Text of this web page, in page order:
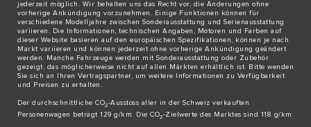
jederzeit möglich. Wir behalten uns das Recht vor, die Änderungen ohne
vorherige Ankündigung vorzunehmen. Einige Funktionen können für
verschiedene Modelljahre zwischen Sonderausstattung und Serienausstattung
variieren. Die Informationen, technischen Angaben, Motoren und Farben auf
dieser Website basieren auf den europäischen Spezifikationen, können je nach
Markt variieren und können jederzeit ohne vorherige Ankündigung geändert
werden. Manche Fahrzeuge werden mit Sonderausstattung oder Zubehör
gezeigt, das möglicherweise nicht auf allen Märkten erhältlich ist. Bitte wenden
Sie sich an Ihren Vertragspartner, um weitere Informationen zu Verfügbarkeit
und Preisen zu erhalten.
Der durchschnittliche CO2-Ausstoss aller in der Schweiz verkauften
Personenwagen beträgt 129 g/km. Die CO2-Zielwerte des Marktes sind 118 g/km.